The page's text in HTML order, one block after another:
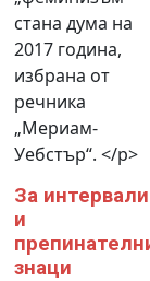
стана дума на
2017 година,
избрана от
речника
„Мериам-
Уебстър“. </p>
За
и
знаци